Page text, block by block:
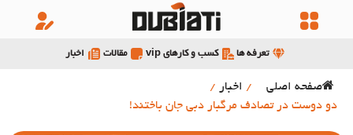
تعرفه ها کسب و کارهای vip مقالات اخبار
صفحه اصلی / اخبار /
دو دوست در تصادف مرگبار دبی جان باختند!